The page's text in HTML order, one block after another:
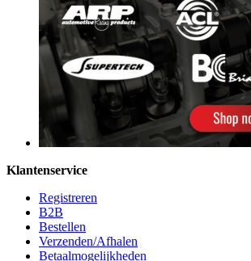
Klantenservice
Registreren
B2B
Bestellen
Verzenden/Afhalen
Betaalmogelijkheden